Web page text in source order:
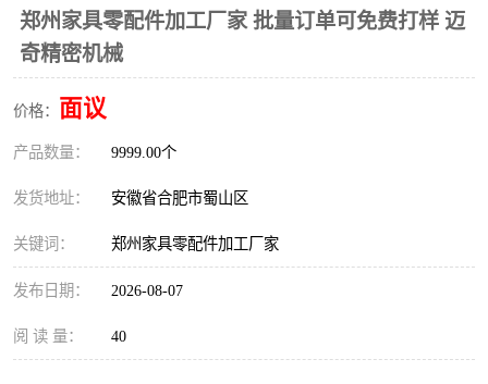
郑州家具零配件加工厂家 批量订单可免费打样 迈
奇精密机械
价格： 面议
产品数量： 9999.00个
发货地址： 安徽省合肥市蜀山区
关键词： 郑州家具零配件加工厂家
发布日期： 2026-08-07
阅 读 量： 40